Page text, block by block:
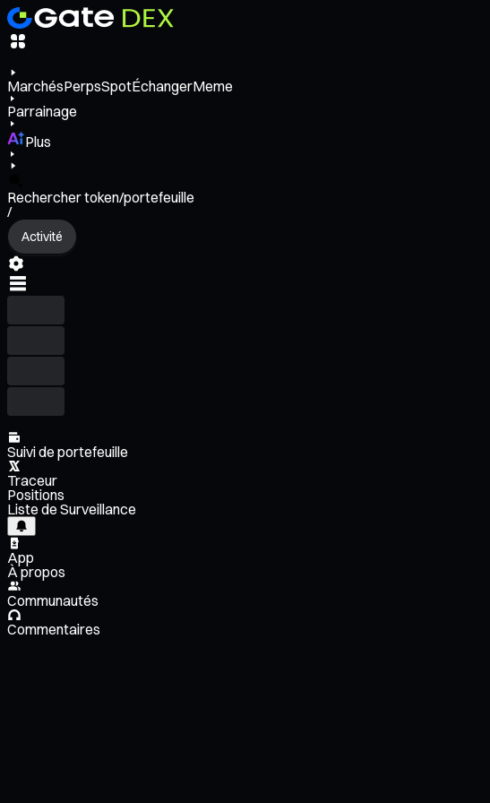
MarchésPerpsSpotÉchangerMeme
Parrainage
Plus
Rechercher token/portefeuille
/
Activité
Suivi de portefeuille
Traceur
Positions
Liste de Surveillance
App
À propos
Communautés
Commentaires